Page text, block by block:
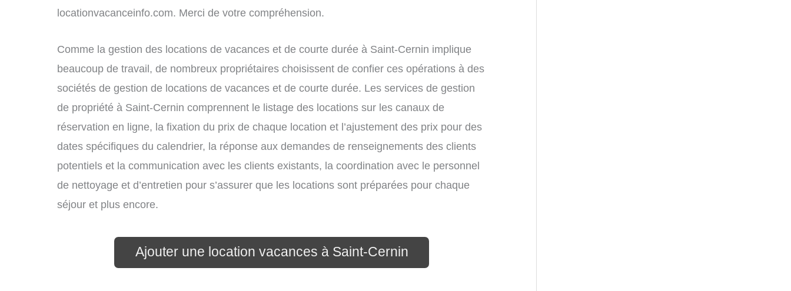
locationvacanceinfo.com. Merci de votre compréhension.
Comme la gestion des locations de vacances et de courte durée à Saint-Cernin implique
beaucoup de travail, de nombreux propriétaires choisissent de confier ces opérations à des
sociétés de gestion de locations de vacances et de courte durée. Les services de gestion
de propriété à Saint-Cernin comprennent le listage des locations sur les canaux de
réservation en ligne, la fixation du prix de chaque location et l’ajustement des prix pour des
dates spécifiques du calendrier, la réponse aux demandes de renseignements des clients
potentiels et la communication avec les clients existants, la coordination avec le personnel
de nettoyage et d’entretien pour s’assurer que les locations sont préparées pour chaque
séjour et plus encore.
Ajouter une location vacances à Saint-Cernin